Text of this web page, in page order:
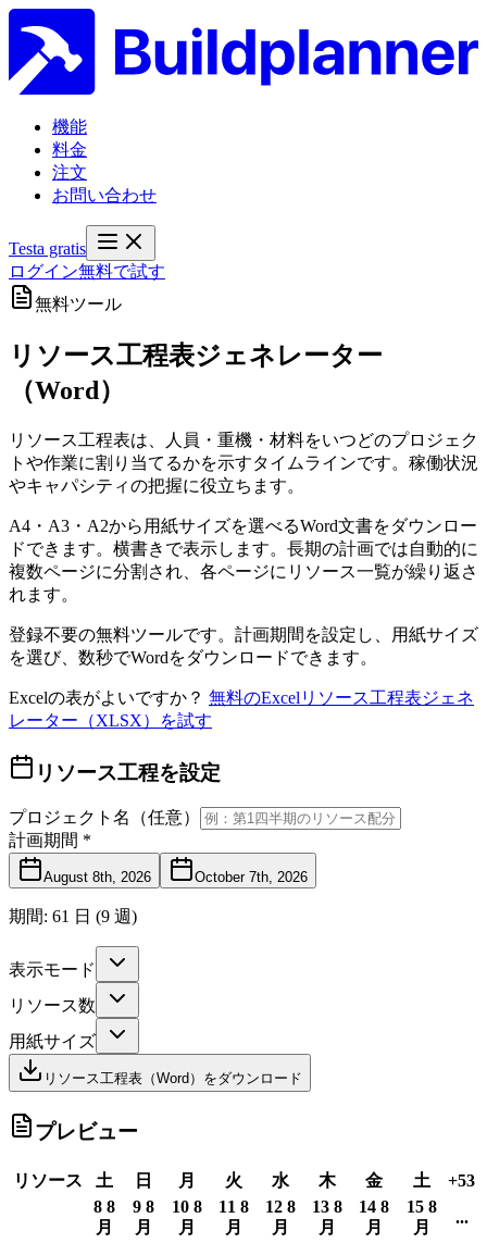
機能
料金
注文
お問い合わせ
Testa gratis
ログイン無料で試す
無料ツール
リソース工程表ジェネレーター
（Word）
リソース工程表は、人員・重機・材料をいつどのプロジェク
トや作業に割り当てるかを示すタイムラインです。稼働状況
やキャパシティの把握に役立ちます。
A4・A3・A2から用紙サイズを選べるWord文書をダウンロー
ドできます。横書きで表示します。長期の計画では自動的に
複数ページに分割され、各ページにリソース一覧が繰り返さ
れます。
登録不要の無料ツールです。計画期間を設定し、用紙サイズ
を選び、数秒でWordをダウンロードできます。
Excelの表がよいですか？ 無料のExcelリソース工程表ジェネ
レーター（XLSX）を試す
リソース工程を設定
プロジェクト名（任意）
計画期間 *
August 8th, 2026 October 7th, 2026
期間: 61 日 (9 週)
表示モード
リソース数
用紙サイズ
リソース工程表（Word）をダウンロード
プレビュー
リソース 土 日 月 火 水 木 金 土 +53
8 8
月
9 8
月
10 8
月
11 8
月
12 8
月
13 8
月
14 8
月
15 8
月
...